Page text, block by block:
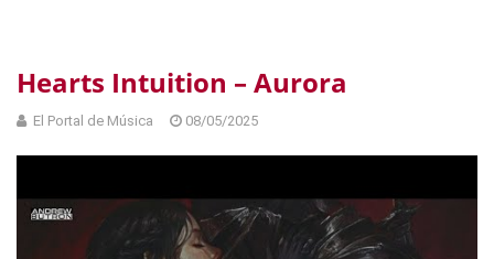
Hearts Intuition – Aurora
El Portal de Música 08/05/2025